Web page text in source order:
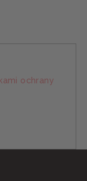
ochrany